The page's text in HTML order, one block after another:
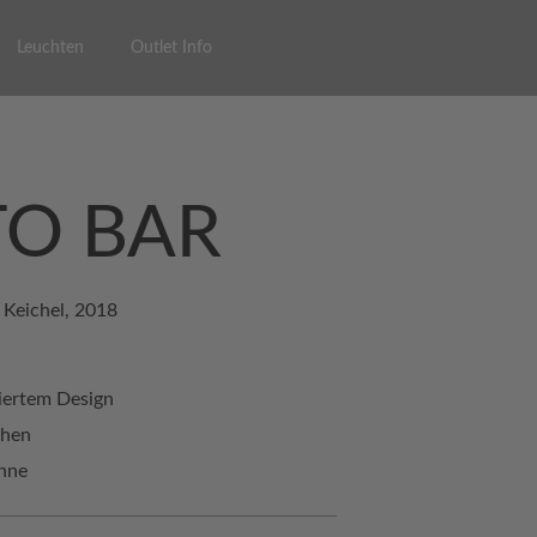
Leuchten Outlet Info
BAR
2018
Design